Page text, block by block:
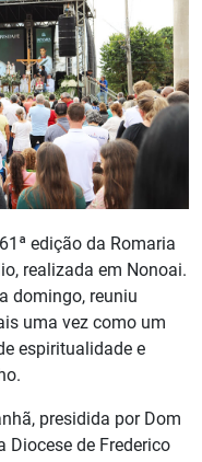
edição da Romaria
realizada em Nonoai.
domingo, reuniu
uma vez como um
espiritualidade e
presidida por Dom
Diocese de Frederico